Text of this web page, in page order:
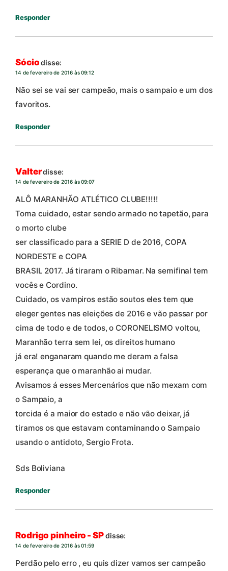
Responder
Sócio disse:
14 de fevereiro de 2016 às 09:12
Não sei se vai ser campeão, mais o sampaio e um dos
favoritos.
Responder
Valterdisse:
14 de fevereiro de 2016 às 09:07
ALÔ MARANHÃO ATLÉTICO CLUBE!!!!!
Toma cuidado, estar sendo armado no tapetão, para
o morto clube
ser classificado para a SERIE D de 2016, COPA
NORDESTE e COPA
BRASIL 2017. Já tiraram o Ribamar. Na semifinal tem
vocês e Cordino.
Cuidado, os vampiros estão soutos eles tem que
eleger gentes nas eleições de 2016 e vão passar por
cima de todo e de todos, o CORONELISMO voltou,
Maranhão terra sem lei, os direitos humano
já era! enganaram quando me deram a falsa
esperança que o maranhão ai mudar.
Avisamos á esses Mercenários que não mexam com
o Sampaio, a
torcida é a maior do estado e não vão deixar, já
tiramos os que estavam contaminando o Sampaio
usando o antidoto, Sergio Frota.
Sds Boliviana
Responder
Rodrigo pinheiro - SPdisse:
14 de fevereiro de 2016 às 01:59
Perdão pelo erro , eu quis dizer vamos ser campeão